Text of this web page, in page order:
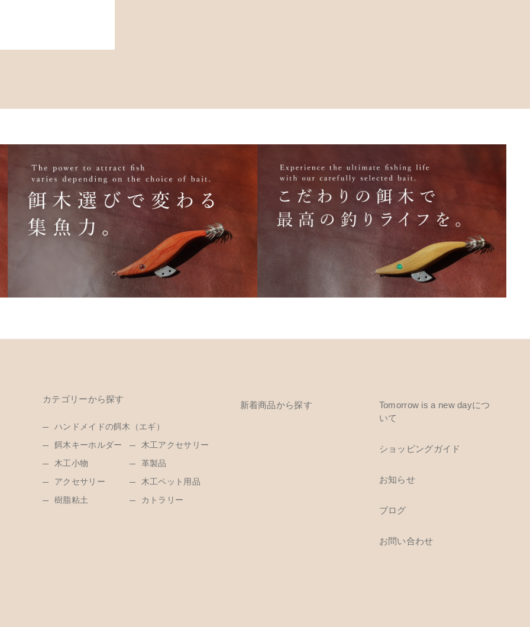
カテゴリーから探す
ハンドメイドの餌木（エギ）
餌木キーホルダー
木工アクセサリー
木工小物
革製品
アクセサリー
木工ペット用品
樹脂粘土
カトラリー
新着商品から探す
Tomorrow is a new dayにつ
いて
ショッピングガイド
お知らせ
ブログ
お問い合わせ